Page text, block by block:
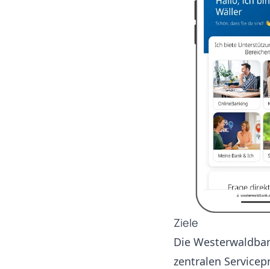
Ziele
Die
zentralen